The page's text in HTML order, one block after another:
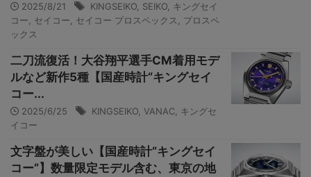
2025/8/21 KINGSEIKO SEIKO キングセイ
コー
セイコー セイコー プロスペックス
プロスペ
ックス
二刀流復活！大谷翔平選手CM着用モデ
ルなど新作5種【国産時計“キングセイ
コー...
2025/6/25 KINGSEIKO VANAC キングセ
イコー
文字盤が美しい【国産時計“キングセイ
コー”】数量限定モデル含む、東京の地